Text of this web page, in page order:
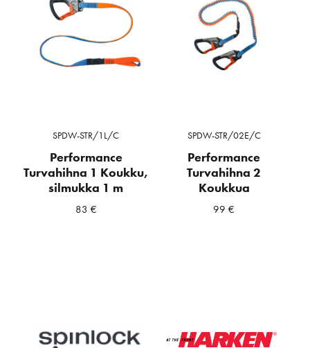
SPDW-STR/1L/C
Performance
Turvahihna 1 Koukku,
silmukka 1 m
83 €
SPDW-STR/02E/C
Performance
Turvahihna 2
Koukkua
99€